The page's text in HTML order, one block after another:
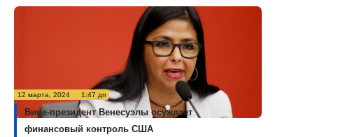
12 марта, 2024 1:47 дп
Вице-президент Венесуэлы осуждает
финансовый контроль США